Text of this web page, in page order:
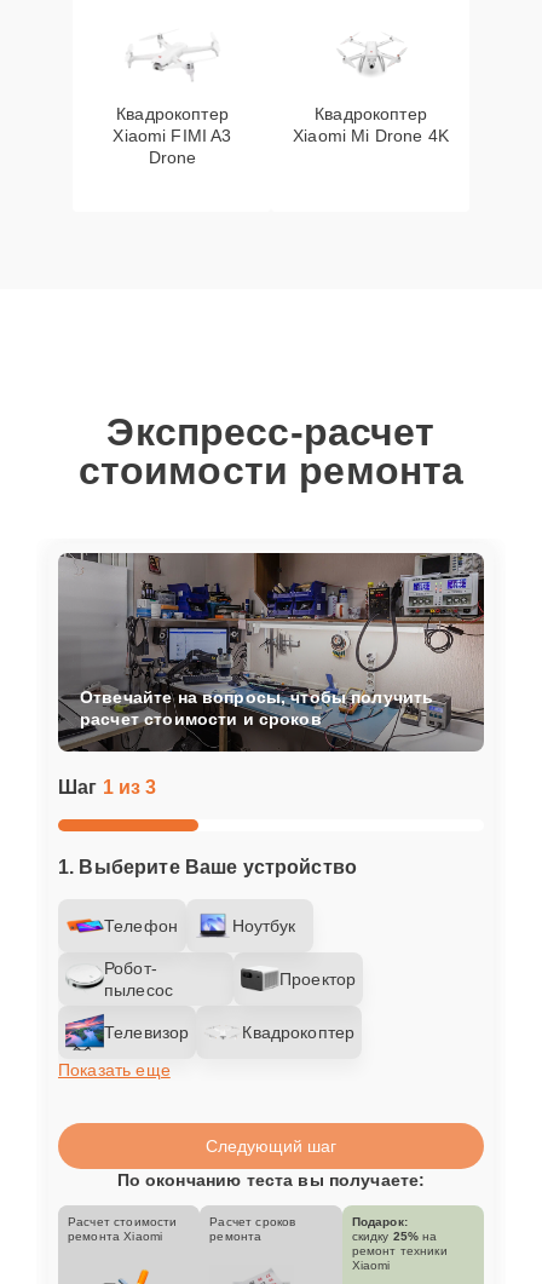
Квадрокоптер
Xiaomi FIMI A3
Drone
Квадрокоптер
Xiaomi Mi Drone 4K
Экспресс-расчет
стоимости ремонта
Шаг 1 из 3
1. Выберите Ваше устройство
Телефон Ноутбук
Робот-
пылесос
Проектор
Телевизор
Квадрокоптер
Показать еще
Отвечайте на вопросы, чтобы получить
расчет стоимости и сроков
Следующий шаг
По окончанию теста вы получаете:
Расчет стоимости
ремонта Xiaomi
Расчет сроков
ремонта
Подарок:
скидку 25% на
ремонт техники
Xiaomi